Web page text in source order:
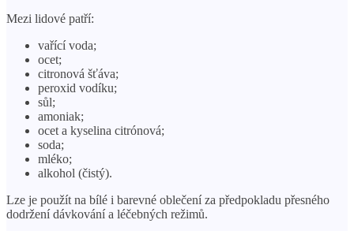
Mezi lidové patří:
vařící voda;
ocet;
citronová šťáva;
peroxid vodíku;
sůl;
amoniak;
ocet a kyselina citrónová;
soda;
mléko;
alkohol (čistý).
Lze je použít na bílé i barevné oblečení za předpokladu přesného
dodržení dávkování a léčebných režimů.